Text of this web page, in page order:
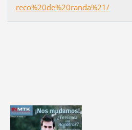
reco%20de%20randa%21/